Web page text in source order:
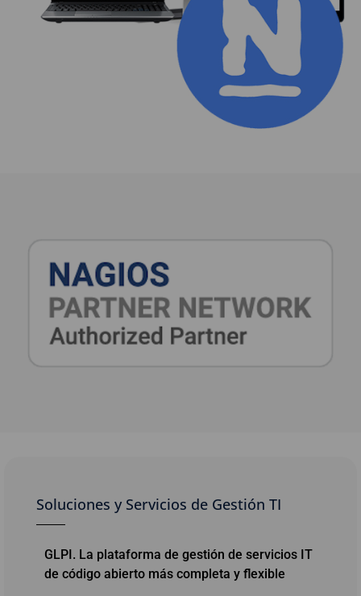
Soluciones y Servicios de Gestión TI
GLPI. La plataforma de gestión de servicios IT
de código abierto más completa y flexible